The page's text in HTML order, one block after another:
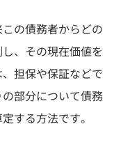
の債務者からどの
、その現在価値を
担保や保証などで
部分について債務
する方法です。